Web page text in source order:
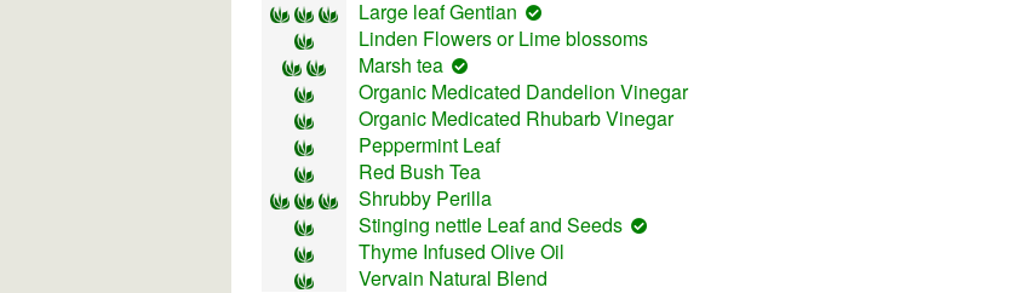
Large leaf Gentian
Linden Flowers or Lime blossoms
Marsh tea
Organic Medicated Dandelion Vinegar
Organic Medicated Rhubarb Vinegar
Peppermint Leaf
Red Bush Tea
Shrubby Perilla
Stinging nettle Leaf and Seeds
Thyme Infused Olive Oil
Vervain Natural Blend